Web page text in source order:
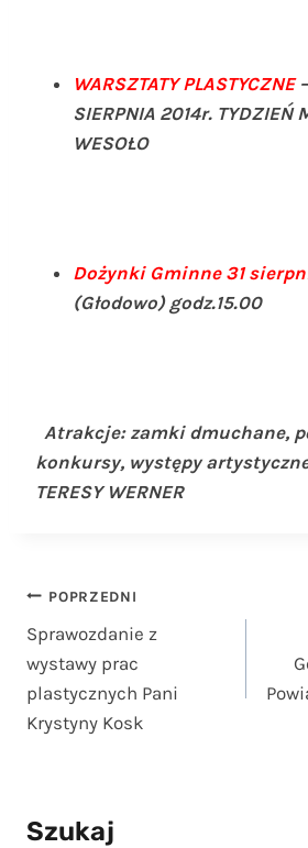
WARSZTATY PLASTYCZNE
SIERPNIA 2014r. TYDZIEŃ
WESOŁO
Dożynki Gminne31
(Głodowo) godz.15.00
Atrakcje: zamki dmuchane,
konkursy, występy
TERESY WERNER
Nawigacja
wpisu
POPRZEDNI
Sprawozdanie z
wystawy prac
plastycznych Pani
Krystyny Kosk
Szukaj